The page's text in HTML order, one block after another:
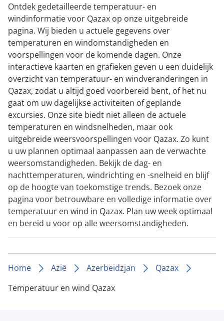
Ontdek gedetailleerde temperatuur- en
windinformatie voor Qazax op onze uitgebreide
pagina. Wij bieden u actuele gegevens over
temperaturen en windomstandigheden en
voorspellingen voor de komende dagen. Onze
interactieve kaarten en grafieken geven u een duidelijk
overzicht van temperatuur- en windveranderingen in
Qazax, zodat u altijd goed voorbereid bent, of het nu
gaat om uw dagelijkse activiteiten of geplande
excursies. Onze site biedt niet alleen de actuele
temperaturen en windsnelheden, maar ook
uitgebreide weersvoorspellingen voor Qazax. Zo kunt
u uw plannen optimaal aanpassen aan de verwachte
weersomstandigheden. Bekijk de dag- en
nachttemperaturen, windrichting en -snelheid en blijf
op de hoogte van toekomstige trends. Bezoek onze
pagina voor betrouwbare en volledige informatie over
temperatuur en wind in Qazax. Plan uw week optimaal
en bereid u voor op alle weersomstandigheden.
Home Azië Azerbeidzjan
Qazax
Temperatuur en wind Qazax